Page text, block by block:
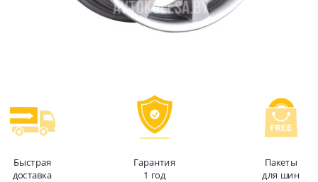
Быстрая
доставка
Гарантия
1 год
Пакеты
для шин